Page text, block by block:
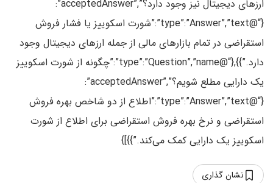
ارزهای دیجیتال نیز وجود دارد؟”,”acceptedAnswer”:
{“@type”:”Answer”,”text”:”شورت اسکوییز یا فشار فروش
استقراضی در تمام بازارهای مالی از جمله ارزهای دیجیتال وجود
دارد.”}},{“@type”:”Question”,”name”:”چگونه از شورت اسکوییز
یک دارایی مطلع شویم؟”,”acceptedAnswer”:
{“@type”:”Answer”,”text”:”اطلاع از دو شاخص بهره فروش
استقراضی و نرخ بهره فروش استقراضی برای اطلاع از شورت
اسکوییز یک دارایی کمک می‌کند.”}}]}
نشان گذاری